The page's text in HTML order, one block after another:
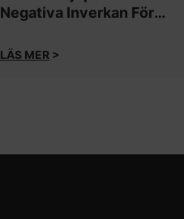
Negativa Inverkan För
LÄS MER >